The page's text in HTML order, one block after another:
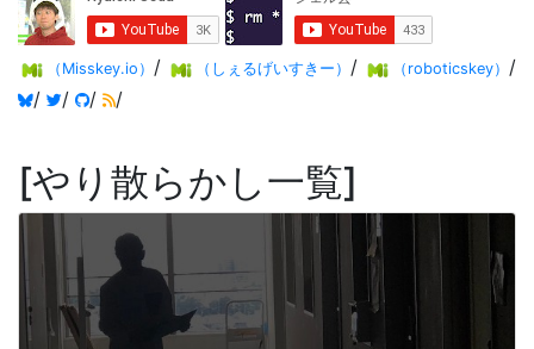
（Misskey.io） / （しぇるげいすきー） / （roboticskey） /
/
/ / /
やり散らかし一覧